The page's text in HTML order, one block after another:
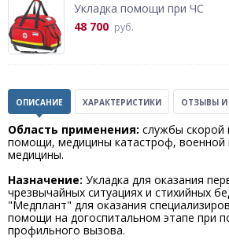
Укладка помощи при ЧС
48 700 руб.
ОПИСАНИЕ ХАРАКТЕРИСТИКИ ОТЗЫВЫ
Область применения: службы скорой
помощи, медицины катастроф, военной
медицины.
Назначение: Укладка для оказания
чрезвычайных ситуациях и стихийных
"Медплант" для оказания
помощи на догоспитальном этапе при
профильного вызова.